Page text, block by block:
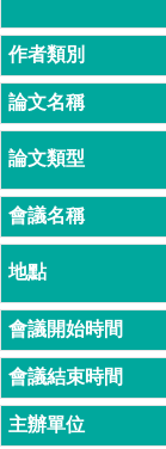
本
所
成
員
博
士
班
士
班
在
職
專
班